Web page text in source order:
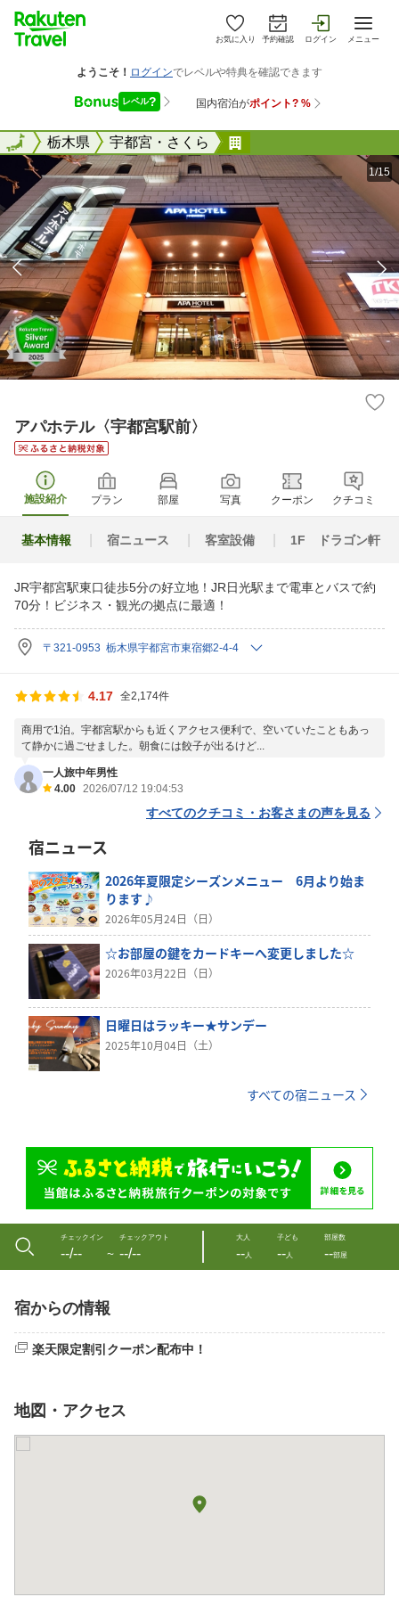
お気に入り 予約確認 ログイン メニュー
全国栃木県 宇都宮・さくら
全国
1/15
アパホテル〈宇都宮駅前〉
施設紹介 プラン 部屋 写真 クーポン クチコミ
基本情報 宿ニュース 客室設備 1F ドラゴン軒
JR宇都宮駅東口徒歩5分の好立地！JR日光駅まで電車とバスで約
70分！ビジネス・観光の拠点に最適！
〒321-0953 栃木県宇都宮市東宿郷2-4-4
4.17 全2,174件
商用で1泊。宇都宮駅からも近くアクセス便利で、空いていたこともあっ
て静かに過ごせました。朝食には餃子が出るけど...
一人旅中年男性
4.00 2026/07/12 19:04:53
すべてのクチコミ・お客さまの声を見る
宿ニュース
2026年夏限定シーズンメニュー 6月より始ま
ります♪
2026年05月24日（日）
☆お部屋の鍵をカードキーへ変更しました☆
2026年03月22日（日）
日曜日はラッキー★サンデー
2025年10月04日（土）
すべての宿ニュース
チェックイン
--/-- 〜
チェックアウト
--/--
大人
--人
子ども
--人
部屋数
--部屋
宿からの情報
楽天限定割引クーポン配布中！
地図・アクセス